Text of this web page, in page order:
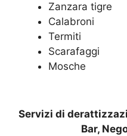
Zanzara tigre
Calabroni
Termiti
Scarafaggi
Mosche
Servizi di
Bar,